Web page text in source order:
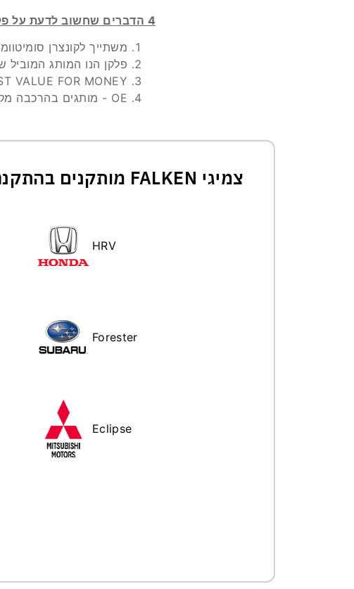
4 הדברים שחשוב לדעת על פלקן
משתייך לקונצרן סומיטוומו
פלקן הנו המותג המוביל
VALUE FOR MONEY.
OE - מותגים בהרכבה מקורית על סקודה סופרב, סיאט אטקה, טויוטה קורולה ועוד.
צמיגי FALKEN מותקנים בהתקנה מקורית(OE)
HRV
Forester
Eclipse